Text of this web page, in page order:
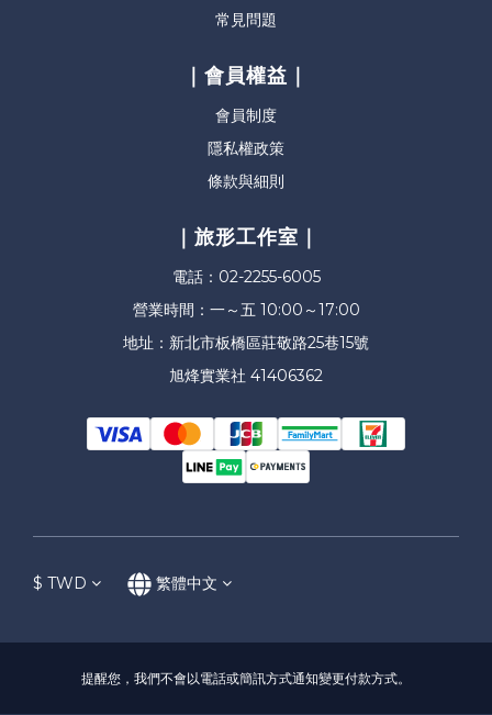
常見問題
｜會員權益｜
會員制度
隱私權政策
條款與細則
｜旅形工作室｜
電話：02-2255-6005
營業時間：一～五 10:00～17:00
地址：新北市板橋區莊敬路25巷15號
旭烽實業社 41406362
$ TWD 繁體中文
提醒您，我們不會以電話或簡訊方式通知變更付款方式。